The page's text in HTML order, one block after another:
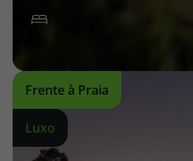
Frente à Praia
Luxo